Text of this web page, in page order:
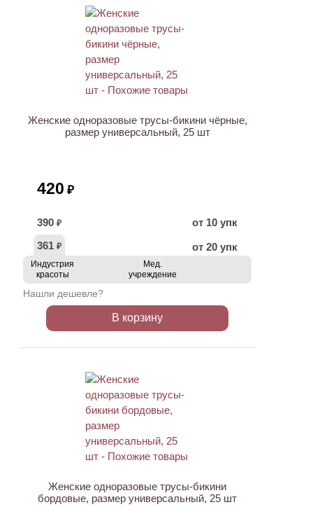
Женские одноразовые трусы-бикини чёрные,
размер универсальный, 25 шт
420 ₽
390 ₽
от 10 упк
361 ₽ от 20 упк
Индустрия
красоты
Мед.
учреждение
Нашли дешевле?
В корзину
Женские одноразовые трусы-бикини
бордовые, размер универсальный, 25 шт